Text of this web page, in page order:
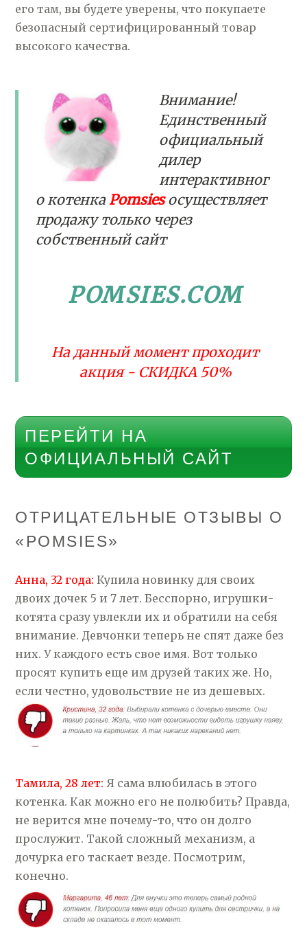
его там, вы будете уверены, что покупаете
безопасный сертифицированный товар
высокого качества.
Внимание!
Единственный
официальный
дилер
интерактивног
о котенкаPomsiesосуществляет
продажу только через
собственный сайт
POMSIES.COM
На данный момент проходит
акция - СКИДКА 50%
ПЕРЕЙТИ НА
ОФИЦИАЛЬНЫЙ САЙТ
ОТРИЦАТЕЛЬНЫЕ ОТЗЫВЫ О
«POMSIES»
Анна, 32 года: Купила новинку для своих
двоих дочек 5 и 7 лет. Бесспорно, игрушки-
котята сразу увлекли их и обратили на себя
внимание. Девчонки теперь не спят даже без
них. У каждого есть свое имя. Вот только
просят купить еще им друзей таких же. Но,
если честно, удовольствие не из дешевых.
Тамила, 28 лет: Я сама влюбилась в этого
котенка. Как можно его не полюбить? Правда,
не верится мне почему-то, что он долго
прослужит. Такой сложный механизм, а
дочурка его таскает везде. Посмотрим,
конечно.